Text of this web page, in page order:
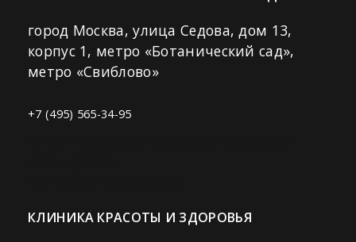
город Москва, улица Седова, дом 13,
корпус 1, метро «Ботанический сад»,
метро «Свиблово»
+7 (495) 565-34-95
КЛИНИКА КРАСОТЫ И ЗДОРОВЬЯ